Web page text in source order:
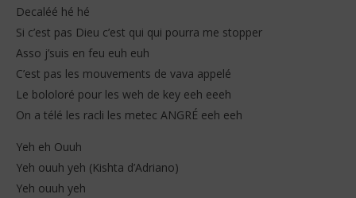
Decaléé hé hé
Si c’est pas Dieu c’est qui qui pourra me stopper
Asso j’suis en feu euh euh
C’est pas les mouvements de vava appelé
Le bololoré pour les weh de key eeh eeeh
On a télé les racli les metec ANGRÉ eeh eeh
Yeh eh Ouuh
Yeh ouuh yeh (Kishta d’Adriano)
Yeh ouuh yeh